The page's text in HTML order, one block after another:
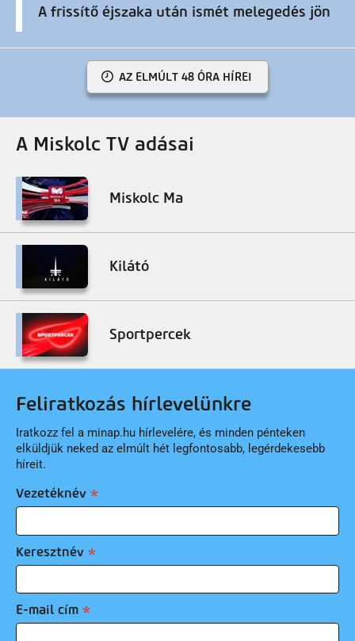
A frissítő éjszaka után ismét melegedés jön
AZ ELMÚLT 48 ÓRA HÍREI
A Miskolc TV adásai
Miskolc Ma
Kilátó
Sportpercek
Feliratkozás hírlevelünkre
Iratkozz fel a minap.hu hírlevelére, és minden pénteken
elküldjük neked az elmúlt hét legfontosabb, legérdekesebb
híreit.
Vezetéknév
Keresztnév
E-mail cím